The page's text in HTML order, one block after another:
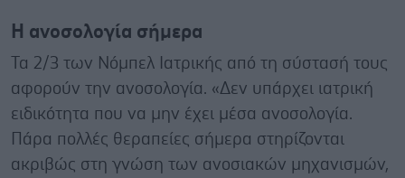
Η ανοσολογία σήμερα
Τα 2/3 των Νόμπελ Ιατρικής από τη σύστασή τους
αφορούν την ανοσολογία. «Δεν υπάρχει ιατρική
ειδικότητα που να μην έχει μέσα ανοσολογία.
Πάρα πολλές θεραπείες σήμερα στηρίζονται
ακριβώς στη γνώση των ανοσιακών μηχανισμών,